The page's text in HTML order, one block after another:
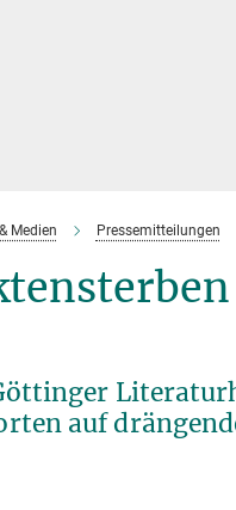
Medien Pressemitteilungen
auf